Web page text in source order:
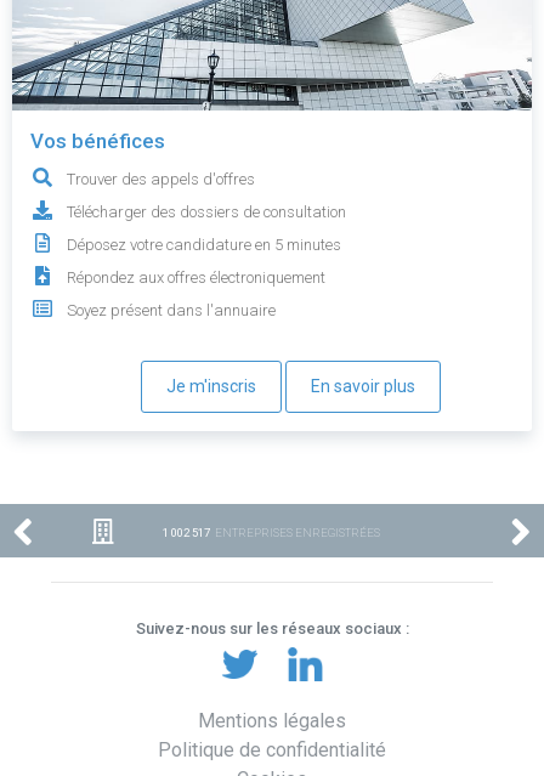
Vos bénéfices
Trouver des appels d'offres
Télécharger des dossiers de consultation
Déposez votre candidature en 5 minutes
Répondez aux offres électroniquement
Soyez présent dans l'annuaire
Je m'inscris En savoir plus
1 002 517 ENTREPRISES ENREGISTRÉES
Suivez-nous sur les réseaux sociaux :
Mentions légales
Politique de confidentialité